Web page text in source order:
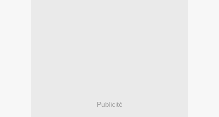
Publicité